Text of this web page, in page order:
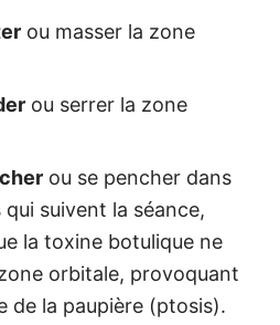
ou masser la zone
ou serrer la zone
ou se pencher dans
suivent la séance,
la toxine botulique ne
orbitale, provoquant
de la paupière (ptosis).